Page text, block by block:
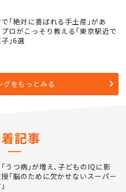
｢絶対に喜ばれる手土産｣があ
ロがこっそり教える｢東京駅近で
｣6選
グをもっとみる
記事
うつ病｣が増え､子どものIQに影
｢脳のために欠かせないスーパー